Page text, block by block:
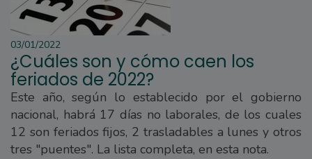
03/01/2022
¿Cuáles son y cómo caen los
feriados de 2022?
Este año, según lo establecido por el gobierno
nacional, habrá 17 días no laborales, de los cuales
12 son feriados fijos, 2 trasladables a lunes y otros
tres "puentes". La lista completa, en esta nota.